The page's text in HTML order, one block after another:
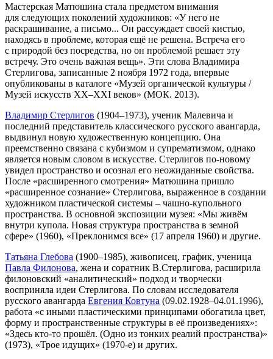
Мастерская Матюшина стала предметом внимания
для следующих поколений художников: «У него не
раскрашивание, а письмо... Он рассуждает своей кистью,
находясь в проблеме, которая ещё не решена. Встреча его
с природой без посредства, но он проблемой решает эту
встречу. Это очень важная вещь». Эти слова Владимира
Стерлигова, записанные 2 ноября 1972 года, впервые
опубликованы в каталоге «Музей органической культуры /
Музей искусств ХХ–ХХI веков» (МОК. 2013).
Владимир Стерлигов (1904–1973), ученик Малевича и
последний представитель классического русского авангарда,
выдвинул новую художественную концепцию. Она
преемственно связана с кубизмом и супрематизмом, однако
является новым словом в искусстве. Стерлигов по-новому
увидел пространство и осознал его неожиданные свойства.
После «расширенного смотрения» Матюшина пришло
«расширенное сознание» Стерлигова, выраженное в создании
художником пластической системы – чашно-купольного
пространства. В основной экспозиции музея: «Мы живём
внутри купола. Новая структура пространства в земной
сфере» (1960), «Преклонимся все» (17 апреля 1960) и другие.
Татьяна Глебова (1900–1985), живописец, график, ученица
Павла Филонова, жена и соратник В.Стерлигова, расширила
филоновский «аналитический» подход и творчески
восприняла идеи Стерлигова. По словам исследователя
русского авангарда Евгения Ковтуна (09.02.1928–04.01.1996),
работа «с иными пластическими принципами обогатила цвет,
форму и пространственные структуры в её произведениях»:
«Здесь кто-то прошёл. (Одно из тонких реалий пространства)»
(1973), «Трое идущих» (1970-е) и других.